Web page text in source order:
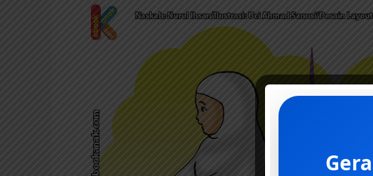
Kuasai
Sholat
Pilihan
Ganda
&
Pembahasan